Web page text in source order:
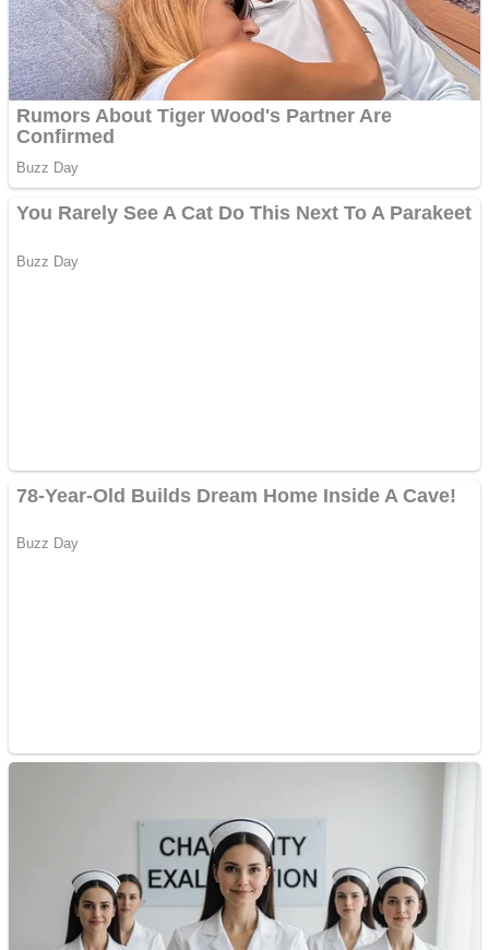
Aplică acum pentru toate
tipurile de împrumuturi
și obține bani urgent!